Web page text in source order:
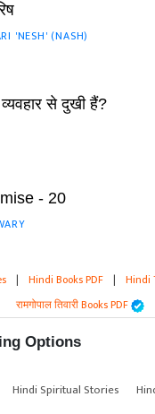
'NESH' (NASH)
से दुखी हैं?
- 20
| Hindi Books PDF | Hindi
रामगोपाल तिवारी Books PDF
Options
Hindi Spiritual Stories